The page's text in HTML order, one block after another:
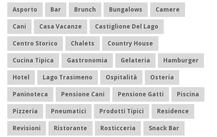
Asporto Bar Brunch Bungalows Camere
Cani Casa Vacanze Castiglione Del Lago
Centro Storico Chalets Country House
Cucina Tipica Gastronomia Gelateria Hamburger
Hotel Lago Trasimeno Ospitalità Osteria
Paninoteca Pensione Cani Pensione Gatti Piscina
Pizzeria Pneumatici Prodotti Tipici Residence
Revisioni Ristorante Rosticceria Snack Bar